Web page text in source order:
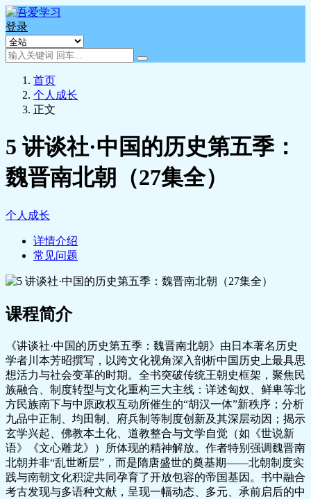
登录
首页
个人成长
正文
5 讲谈社·中国的历史第五季：
魏晋南北朝（27集全）
个人成长
详情介绍
常见问题
课程简介
《讲谈社·中国的历史第五季：魏晋南北朝》由日本著名历史
学者川本芳昭撰写，以跨文化视角深入剖析中国历史上最具思
想活力与社会变革的时期。全书突破传统王朝史框架，聚焦民
族融合、制度转型与文化重构三大主线：详述匈奴、鲜卑等北
方民族南下与中原政权互动所催生的“胡汉一体”新秩序；分析
九品中正制、均田制、府兵制等制度创新及其深层动因；揭示
玄学兴起、佛教本土化、道教整合与文学自觉（如《世说新
语》《文心雕龙》）所体现的精神解放。作者特别强调魏晋南
北朝并非“乱世断层”，而是隋唐盛世的奠基期——北朝制度实
践与南朝文化积淀共同孕育了开放包容的帝国基因。书中融合
考古发现与多语种文献，呈现一幅动态、多元、承前启后的中